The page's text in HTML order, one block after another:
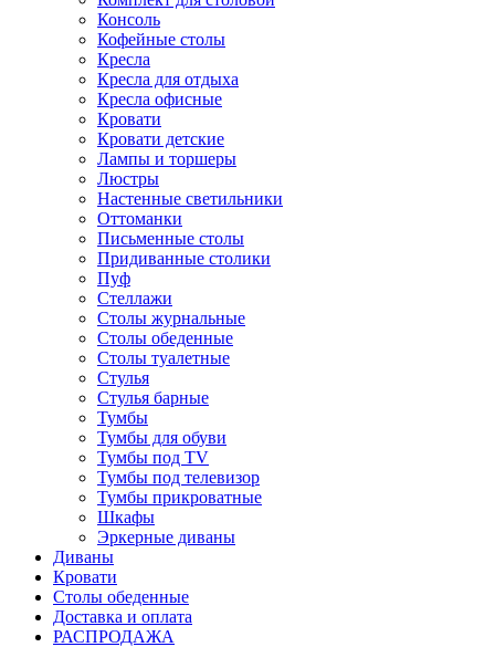
Консоль
Кофейные столы
Кресла
Кресла для отдыха
Кресла офисные
Кровати
Кровати детские
Лампы и торшеры
Люстры
Настенные светильники
Оттоманки
Письменные столы
Придиванные столики
Пуф
Стеллажи
Столы журнальные
Столы обеденные
Столы туалетные
Стулья
Стулья барные
Тумбы
Тумбы для обуви
Тумбы под TV
Тумбы под телевизор
Тумбы прикроватные
Шкафы
Эркерные диваны
Диваны
Кровати
Столы обеденные
Доставка и оплата
РАСПРОДАЖА